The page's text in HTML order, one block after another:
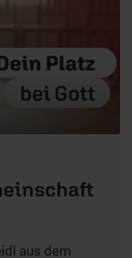
aus dem